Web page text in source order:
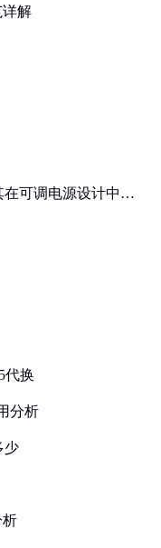
解
在可调电源设计中的
代换
分析
少
析